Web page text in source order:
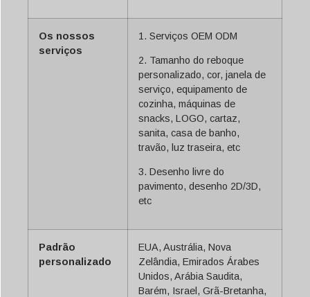
Os nossos
serviços
1. Serviços OEM ODM
2. Tamanho do reboque
personalizado, cor, janela de
serviço, equipamento de
cozinha, máquinas de
snacks, LOGO, cartaz,
sanita, casa de banho,
travão, luz traseira, etc
3. Desenho livre do
pavimento, desenho 2D/3D,
etc
Padrão
personalizado
EUA, Austrália, Nova
Zelândia, Emirados Árabes
Unidos, Arábia Saudita,
Barém, Israel, Grã-Bretanha,